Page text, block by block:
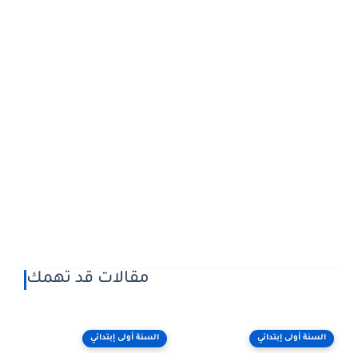
مقالات قد تهمك
السنة أولى إبتدائي السنة أولى إبتدائي